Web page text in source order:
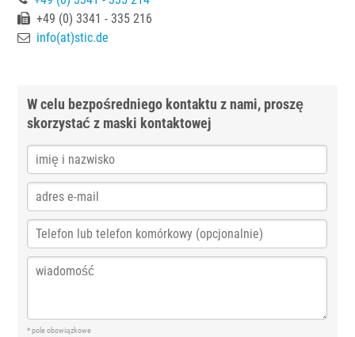
+49 (0) 3341 - 335 216
info(at)stic.de
W celu bezpośredniego kontaktu z nami, proszę
skorzystać z maski kontaktowej
* pole obowiązkowe